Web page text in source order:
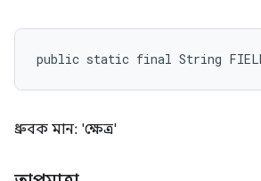
public static final String
ধ্রুবক মান: 'ক্ষেত্র'